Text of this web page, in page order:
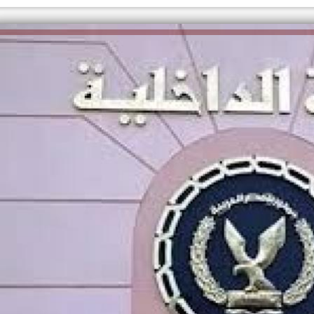
إلهام شرشر تكتب: دي مبقتش كورة..
دي سياسة
الكاتبة إلهام شرشر تهنئ الرئيس
السيسي بعيد ميلاده وتُشيد بجهوده